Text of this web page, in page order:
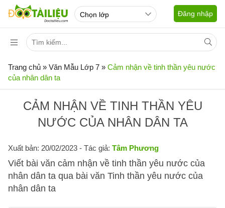
Đăng nhập
Trang chủ » Văn Mẫu Lớp 7 » Cảm nhận về tinh thần yêu nước
của nhân dân ta
CẢM NHẬN VỀ TINH THẦN YÊU
NƯỚC CỦA NHÂN DÂN TA
Xuất bản: 20/02/2023 - Tác giả: Tâm Phương
Viết bài văn cảm nhận về tinh thần yêu nước của
nhân dân ta qua bài văn Tinh thần yêu nước của
nhân dân ta